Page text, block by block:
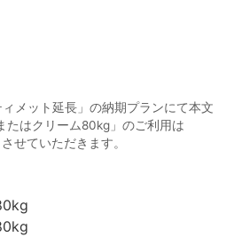
メット延長」の納期プランにて本文
たはクリーム80kg」のご利用は
せていただきます。